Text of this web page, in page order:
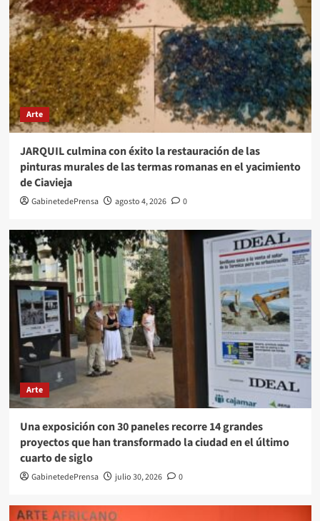
Arte
JARQUIL culmina con éxito la restauración de las
pinturas murales de las termas romanas en el yacimiento
de Ciavieja
GabinetedePrensa agosto 4, 2026 0
Arte
Una exposición con 30 paneles recorre 14 grandes
proyectos que han transformado la ciudad en el último
cuarto de siglo
GabinetedePrensa julio 30, 2026 0